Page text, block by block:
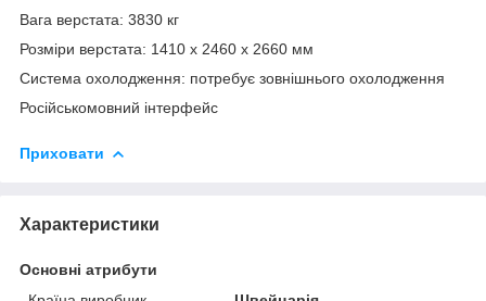
Вага верстата: 3830 кг
Розміри верстата: 1410 x 2460 x 2660 мм
Система охолодження: потребує зовнішнього охолодження
Російськомовний інтерфейс
Приховати
Характеристики
Основні атрибути